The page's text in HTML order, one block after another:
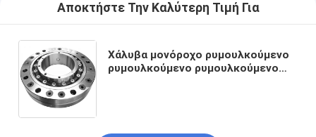
Αποκτήστε Την Καλύτερη Τιμή Για
Χάλυβα μονόροχο ρυμουλκούμενο
ρυμουλκούμενο ρυμουλκούμενο